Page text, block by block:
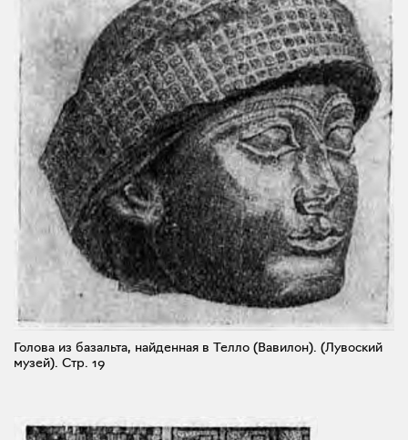
Голова из базальта, найденная в Телло (Вавилон). (Лувоский
музей). Стр. 19